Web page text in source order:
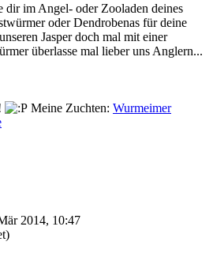
dir im Angel- oder Zooladen deines
oder Dendrobenas für deine
Jasper doch mal mit einer
überlasse mal lieber uns Anglern...
Meine Zuchten: Wurmeimer
2014, 10:47